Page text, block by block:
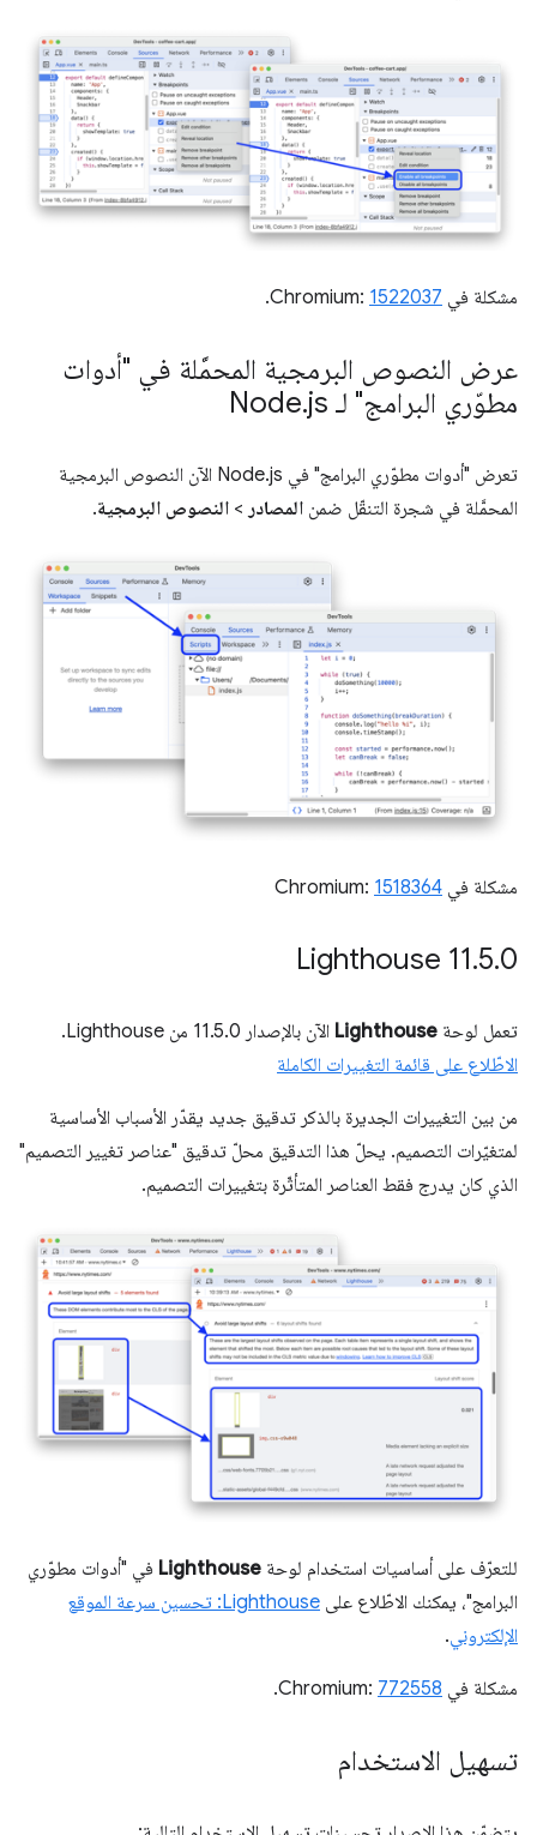
مشكلة في Chromium: 1522037
.
عرض النصوص البرمجية المحمَّلة في "أدوات
مطوّري البرامج" لـ Node
.js
تعرض "أدوات مطوّري البرامج" في Node.js الآن النصوص البرمجية
المحمَّلة في شجرة التنقّل ضمن المصادر > النصوص البرمجية.
مشكلة في Chromium: 1518364
‫Lighthouse 11.5.0
تعمل لوحة Lighthouse الآن بالإصدار 11.5.0 من Lighthouse.
الاطّلاع على قائمة التغييرات الكاملة
من بين التغييرات الجديرة بالذكر تدقيق جديد يقدّر الأسباب الأساسية
لمتغيّرات التصميم. يحلّ هذا التدقيق محلّ تدقيق "عناصر تغيير التصميم"
الذي كان يدرج فقط العناصر المتأثّرة بتغييرات التصميم.
للتعرّف على أساسيات استخدام لوحة Lighthouse في "أدوات مطوّري
البرامج"، يمكنك الاطّلاع على
Lighthouse: تحسين سرعة الموقع
الإلكتروني.
مشكلة في Chromium: 772558
.
تسهيل الاستخدام